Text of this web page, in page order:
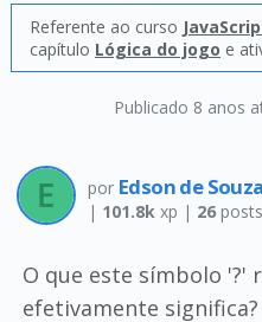
Publicado 8 anos
Referente ao curso
capítulo Lógica do jogo e
por Edson de
| 101.8kxp | 26posts
O que este símbolo '?'
efetivamente significa?